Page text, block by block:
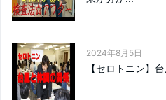
2024年8月5日
【セロトニン】